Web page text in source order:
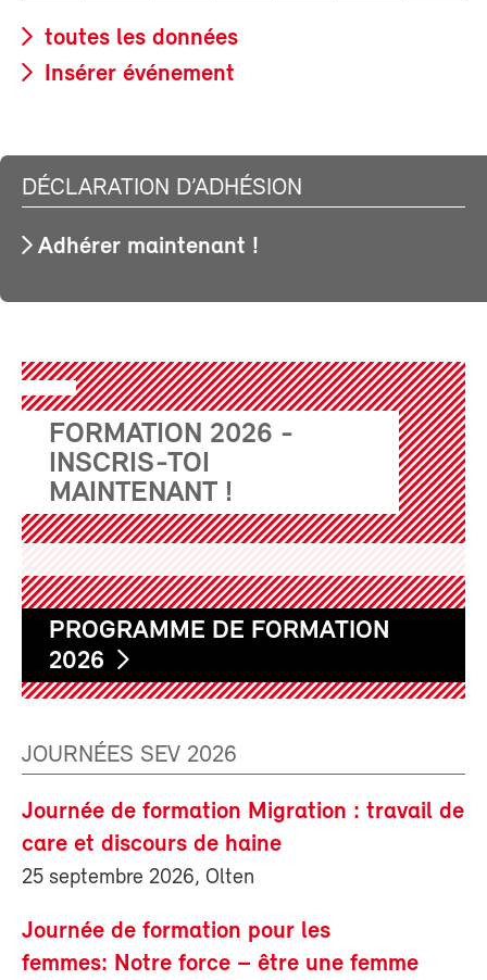
toutes les données
Insérer événement
DÉCLARATION D’ADHÉSION
Adhérer maintenant !
FORMATION 2026 -
INSCRIS-TOI
MAINTENANT !
PROGRAMME DE FORMATION
2026
JOURNÉES SEV 2026
Journée de formation Migration : travail de
care et discours de haine
25 septembre 2026, Olten
Journée de formation pour les
femmes: Notre force – être une femme